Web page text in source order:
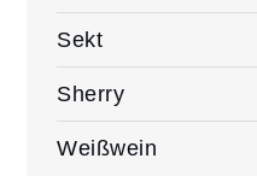
Sekt
Sherry
Weißwein